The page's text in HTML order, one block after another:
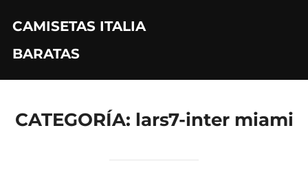
contenido
CAMISETAS ITALIA
BARATAS
CATEGORÍA: lars7-inter miami